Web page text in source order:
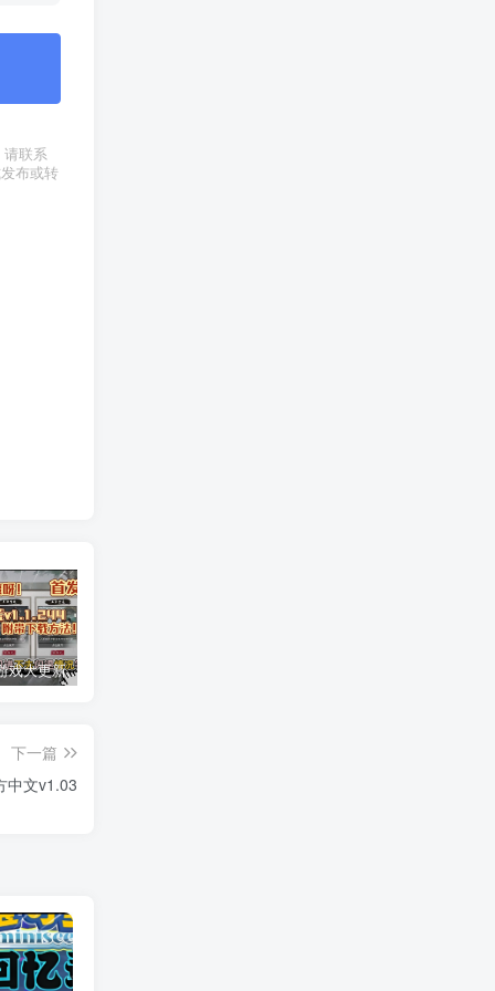
联系
布或转
安卓手机游戏大更新！《鬼谷八荒v1.1.244》[完整版+DLC+存档]Steam移植
下一篇
中文v1.03